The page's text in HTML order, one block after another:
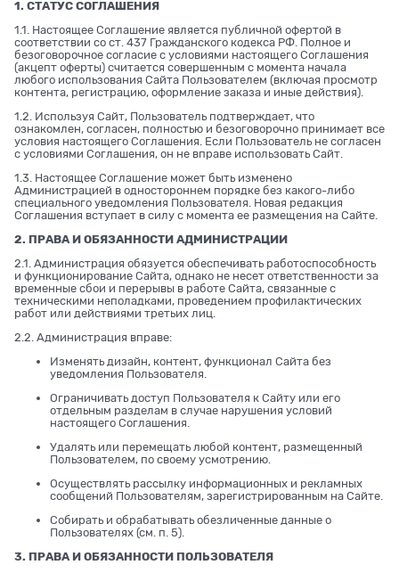
1. СТАТУС СОГЛАШЕНИЯ
1.1. Настоящее Соглашение является публичной офертой в
соответствии со ст. 437 Гражданского кодекса РФ. Полное и
безоговорочное согласие с условиями настоящего Соглашения
(акцепт оферты) считается совершенным с момента начала
любого использования Сайта Пользователем (включая просмотр
контента, регистрацию, оформление заказа и иные действия).
1.2. Используя Сайт, Пользователь подтверждает, что
ознакомлен, согласен, полностью и безоговорочно принимает все
условия настоящего Соглашения. Если Пользователь не согласен
с условиями Соглашения, он не вправе использовать Сайт.
1.3. Настоящее Соглашение может быть изменено
Администрацией в одностороннем порядке без какого-либо
специального уведомления Пользователя. Новая редакция
Соглашения вступает в силу с момента ее размещения на Сайте.
2. ПРАВА И ОБЯЗАННОСТИ АДМИНИСТРАЦИИ
2.1. Администрация обязуется обеспечивать работоспособность
и функционирование Сайта, однако не несет ответственности за
временные сбои и перерывы в работе Сайта, связанные с
техническими неполадками, проведением профилактических
работ или действиями третьих лиц.
2.2. Администрация вправе:
Изменять дизайн, контент, функционал Сайта без
уведомления Пользователя.
Ограничивать доступ Пользователя к Сайту или его
отдельным разделам в случае нарушения условий
настоящего Соглашения.
Удалять или перемещать любой контент, размещенный
Пользователем, по своему усмотрению.
Осуществлять рассылку информационных и рекламных
сообщений Пользователям, зарегистрированным на Сайте.
Собирать и обрабатывать обезличенные данные о
Пользователях (см. п. 5).
3. ПРАВА И ОБЯЗАННОСТИ ПОЛЬЗОВАТЕЛЯ